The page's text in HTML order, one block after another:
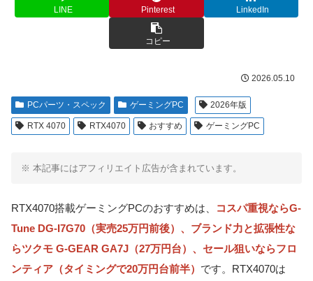
LINE Pinterest LinkedIn
コピー
2026.05.10
PCパーツ・スペック ゲーミングPC 2026年版
RTX 4070 RTX4070 おすすめ ゲーミングPC
※ 本記事にはアフィリエイト広告が含まれています。
RTX4070搭載ゲーミングPCのおすすめは、
コスパ重視ならG-
Tune DG-I7G70（実売25万円前後）、ブランド力と拡張性な
らツクモ G-GEAR GA7J（27万円台）、セール狙いならフロ
ンティア（タイミングで20万円台前半） です。RTX4070は